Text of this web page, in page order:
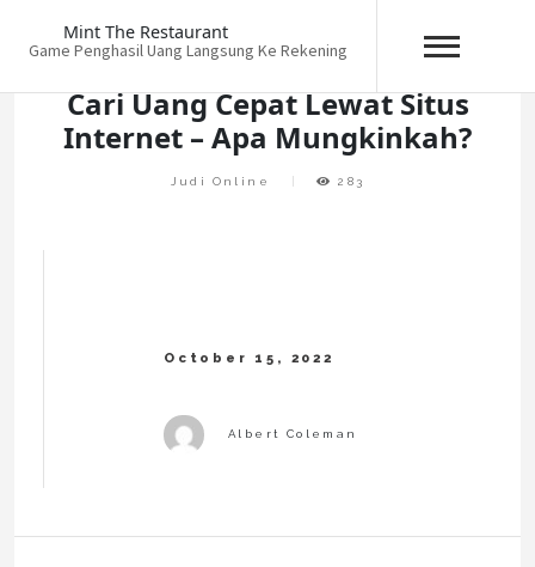
Mint The Restaurant
Game Penghasil Uang Langsung Ke Rekening
Cari Uang Cepat Lewat Situs
Internet – Apa Mungkinkah?
Judi Online 283